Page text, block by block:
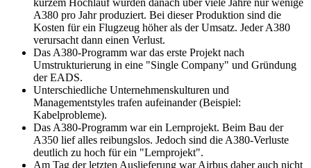
A380 pro Jahr produziert. Bei dieser Produktion sind die
Kosten für ein Flugzeug höher als der Umsatz. Jeder A380
verursacht dann einen Verlust.
Das A380-Programm war das erste Projekt nach
Umstrukturierung in eine "Single Company" und Gründung
der EADS.
Unterschiedliche Unternehmenskulturen und
Managementstyles trafen aufeinander (Beispiel:
Kabelprobleme).
Das A380-Programm war ein Lernprojekt. Beim Bau der
A350 lief alles reibungslos. Jedoch sind die A380-Verluste
deutlich zu hoch für ein "Lernprojekt".
Am Tag der letzten Auslieferung war Airbus daher auch nicht